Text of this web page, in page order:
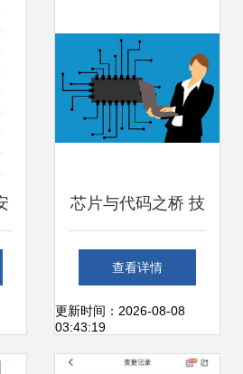
芯片与代码之桥 技
术女性的前沿足迹
查看详情
更新时间：2026-08-08
03:43:19